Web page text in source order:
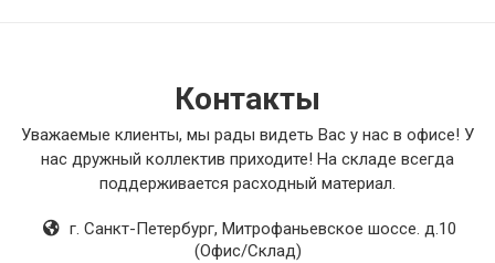
Контакты
Уважаемые клиенты, мы рады видеть Вас у нас в офисе! У
нас дружный коллектив приходите! На складе всегда
поддерживается расходный материал.
г. Санкт-Петербург, Митрофаньевское шоссе. д.10
(Офис/Склад)